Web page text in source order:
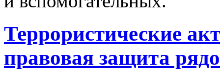
Террористические
правовая защита